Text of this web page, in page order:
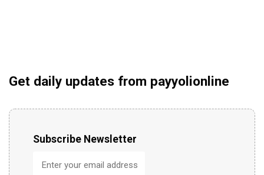
Get daily updates from payyolionline
Subscribe Newsletter